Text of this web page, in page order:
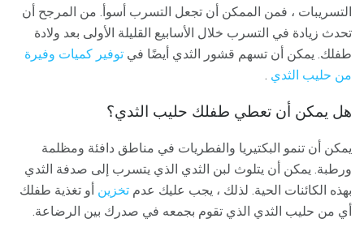
التسريبات ، فمن الممكن أن تجعل التسرب أسوأ. من المرجح أن
تحدث زيادة في التسرب خلال الأسابيع القليلة الأولى بعد ولادة
طفلك. يمكن أن تسهم قشور الثدي أيضًا في توفير كميات وفيرة
من حليب الثدي .
هل يمكن أن تعطي طفلك حليب الثدي؟
يمكن أن تنمو البكتيريا والفطريات في مناطق دافئة ومظلمة
ورطبة. يمكن أن يتلوث لبن الثدي الذي يتسرب إلى صدفة الثدي
بهذه الكائنات الحية. لذلك ، يجب عليك عدم تخزين أو تغذية طفلك
أي من حليب الثدي الذي تقوم بجمعه في صدرك بين الرضاعة.